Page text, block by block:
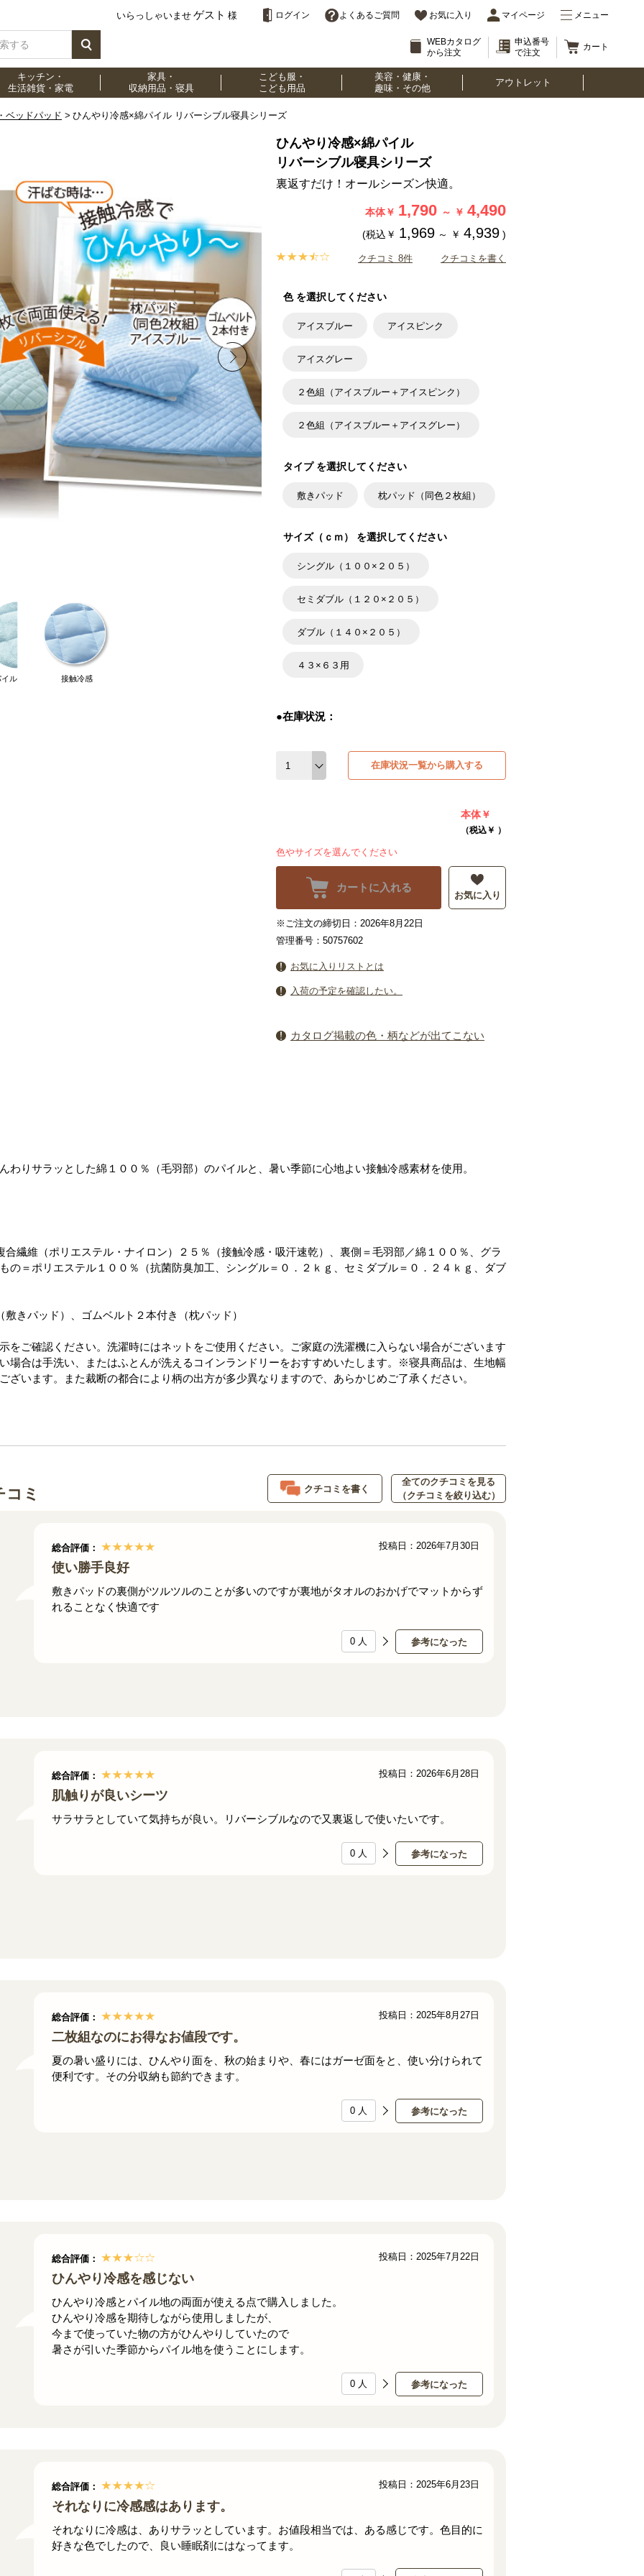
いらっしゃいませ ゲスト 様 ログイン よくあるご質問 お気に入り マイページ メニュー
WEBカタログ
から注文
申込番号
で注文
カート
キッチン・
生活雑貨・家電
家具・
収納用品・寝具
こども服・
こども用品
美容・健康・
趣味・その他
アウトレット
ベッドパッド ひんやり冷感×綿パイル リバーシブル寝具シリーズ
ル 接触冷感
ひんやり冷感×綿パイル
リバーシブル寝具シリーズ
裏返すだけ！オールシーズン快適。
本体￥ 1,790 ～ ￥ 4,490
(税込￥ 1,969 ～ ￥ 4,939 )
クチコミ 8件 クチコミを書く
色 を選択してください
アイスブルー アイスピンク
アイスグレー
２色組（アイスブルー＋アイスピンク）
２色組（アイスブルー＋アイスグレー）
タイプ を選択してください
敷きパッド 枕パッド（同色２枚組）
サイズ（ｃｍ） を選択してください
シングル（１００×２０５）
セミダブル（１２０×２０５）
ダブル（１４０×２０５）
４３×６３用
●在庫状況：
在庫状況一覧から購入する
本体￥
（税込￥ ）
色やサイズを選んでください
カートに入れる
お気に入り
※ご注文の締切日：2026年8月22日
管理番号：50757602
お気に入りリストとは
入荷の予定を確認したい。
カタログ掲載の色・柄などが出てこない
わりサラッとした綿１００％（毛羽部）のパイルと、暑い季節に心地よい接触冷感素材を使用。
繊維（ポリエステル・ナイロン）２５％（接触冷感・吸汗速乾）、裏側＝毛羽部／綿１００％、グラ
の＝ポリエステル１００％（抗菌防臭加工、シングル＝０．２ｋｇ、セミダブル＝０．２４ｋｇ、ダブ
きパッド）、ゴムベルト２本付き（枕パッド）
ご確認ください。洗濯時にはネットをご使用ください。ご家庭の洗濯機に入らない場合がございます
場合は手洗い、またはふとんが洗えるコインランドリーをおすすめいたします。※寝具商品は、生地幅
ざいます。また裁断の都合により柄の出方が多少異なりますので、あらかじめご了承ください。
ミ クチコミを書く
全てのクチコミを見る
（クチコミを絞り込む）
総合評価：
使い勝手良好
敷きパッドの裏側がツルツルのことが多いのですが裏地がタオルのおかげでマットからず
れることなく快適です
参考になった
0 人
投稿日：2026年7月30日
総合評価：
肌触りが良いシーツ
サラサラとしていて気持ちが良い。リバーシブルなので又裏返しで使いたいです。
参考になった
0 人
投稿日：2026年6月28日
総合評価：
二枚組なのにお得なお値段です。
夏の暑い盛りには、ひんやり面を、秋の始まりや、春にはガーゼ面をと、使い分けられて
便利です。その分収納も節約できます。
参考になった
0 人
投稿日：2025年8月27日
総合評価：
ひんやり冷感を感じない
ひんやり冷感とパイル地の両面が使える点で購入しました。
ひんやり冷感を期待しながら使用しましたが、
今まで使っていた物の方がひんやりしていたので
暑さが引いた季節からパイル地を使うことにします。
参考になった
0 人
投稿日：2025年7月22日
総合評価：
それなりに冷感感はあります。
それなりに冷感は、ありサラッとしています。お値段相当では、ある感じです。色目的に
好きな色でしたので、良い睡眠剤にはなってます。
投稿日：2025年6月23日